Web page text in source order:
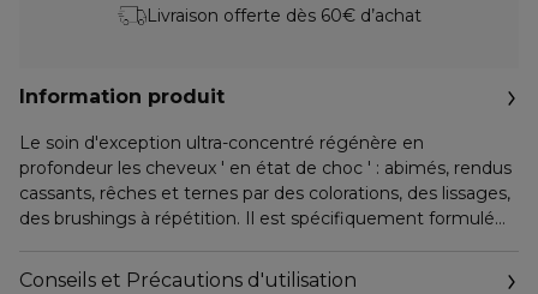
Livraison offerte dès 60€ d’achat
Information produit
Le soin d'exception ultra-concentré régénère en
profondeur les cheveux ' en état de choc ' : abimés, rendus
cassants, rêches et ternes par des colorations, des lissages,
des brushings à répétition. Il est spécifiquement formulé
restructurants d'origine naturelle. La chevelure trouve un
Conseils et Précautions d'utilisation